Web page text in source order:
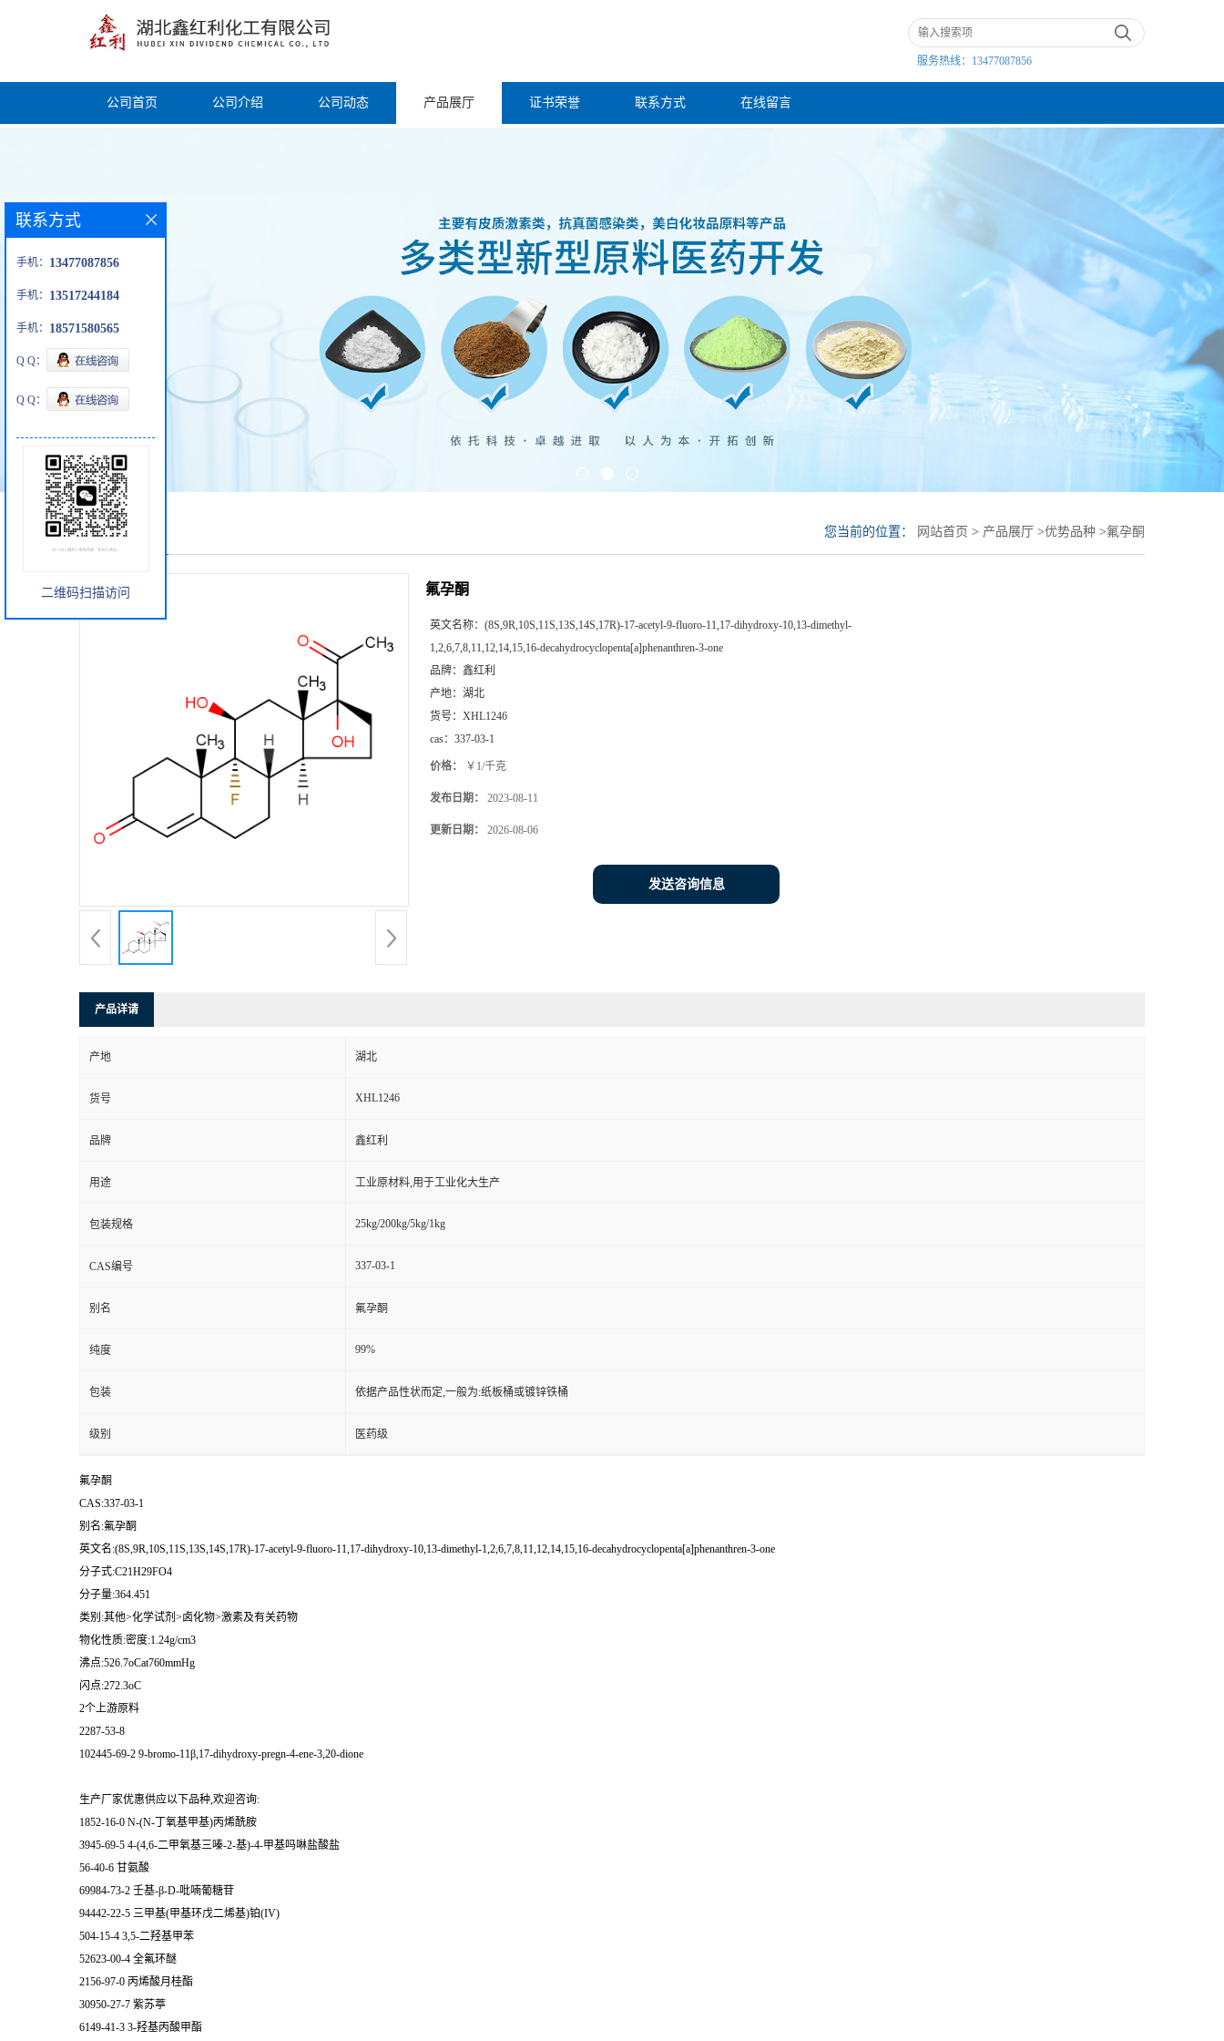
服务热线： 13477087856
公司首页 公司介绍 公司动态 产品展厅 证书荣誉 联系方式 在线留言
产品展厅 您当前的位置： 网站首页 > 产品展厅 >优势品种 >氟孕酮
氟孕酮
英文名称： (8S,9R,10S,11S,13S,14S,17R)-17-acetyl-9-fluoro-11,17-dihydroxy-10,13-dimethyl-
1,2,6,7,8,11,12,14,15,16-decahydrocyclopenta[a]phenanthren-3-one
品牌： 鑫红利
产地： 湖北
货号： XHL1246
cas： 337-03-1
价格： ￥1/千克
发布日期： 2023-08-11
更新日期： 2026-08-06
发送咨询信息
产品详请
产地 湖北
货号 XHL1246
品牌 鑫红利
用途 工业原材料,用于工业化大生产
包装规格 25kg/200kg/5kg/1kg
CAS编号 337-03-1
别名 氟孕酮
纯度 99%
包装 依据产品性状而定,一般为:纸板桶或镀锌铁桶
级别 医药级
氟孕酮
CAS:337-03-1
别名:氟孕酮
英文名:(8S,9R,10S,11S,13S,14S,17R)-17-acetyl-9-fluoro-11,17-dihydroxy-10,13-dimethyl-1,2,6,7,8,11,12,14,15,16-decahydrocyclopenta[a]phenanthren-3-one
分子式:C21H29FO4
分子量:364.451
类别:其他>化学试剂>卤化物>激素及有关药物
物化性质:密度:1.24g/cm3
沸点:526.7oCat760mmHg
闪点:272.3oC
2个上游原料
2287-53-8
102445-69-2 9-bromo-11β,17-dihydroxy-pregn-4-ene-3,20-dione
生产厂家优惠供应以下品种,欢迎咨询:
1852-16-0 N-(N-丁氧基甲基)丙烯酰胺
3945-69-5 4-(4,6-二甲氧基三嗪-2-基)-4-甲基吗啉盐酸盐
56-40-6 甘氨酸
69984-73-2 壬基-β-D-吡喃葡糖苷
94442-22-5 三甲基(甲基环戊二烯基)铂(IV)
504-15-4 3,5-二羟基甲苯
52623-00-4 全氟环醚
2156-97-0 丙烯酸月桂酯
30950-27-7 紫苏葶
6149-41-3 3-羟基丙酸甲酯
联系方式
手机： 13477087856
手机： 13517244184
手机： 18571580565
Q Q：
Q Q：
二维码扫描访问